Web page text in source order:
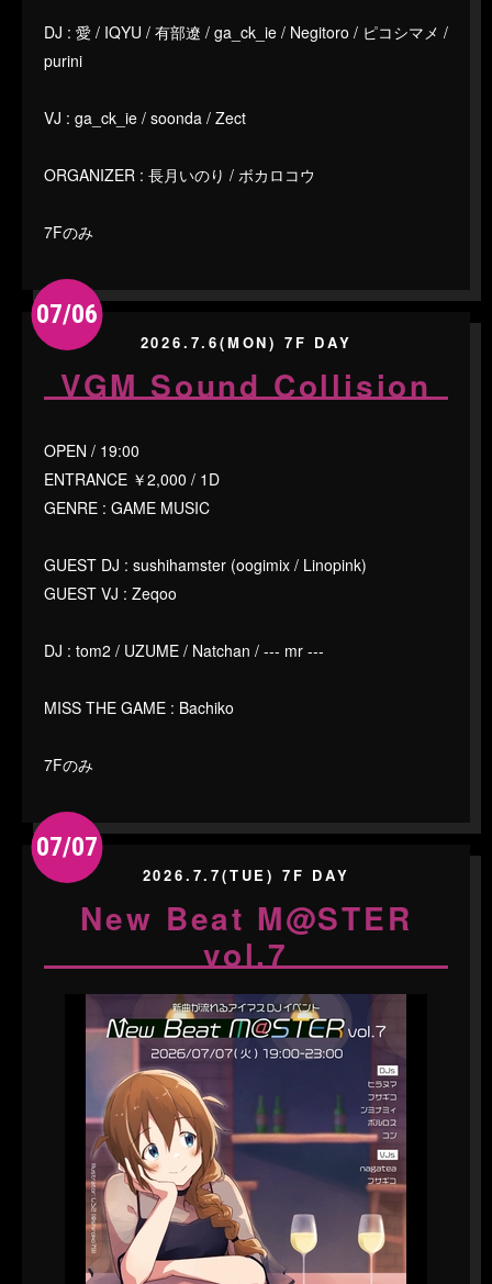
DJ : 愛 / IQYU / 有部遼 / ga_ck_ie / Negitoro / ピコシマメ /
purini
VJ : ga_ck_ie / soonda / Zect
ORGANIZER : 長月いのり / ボカロコウ
7Fのみ
07/06
2026.7.6(MON) 7F DAY
VGM Sound Collision
OPEN / 19:00
ENTRANCE ￥2,000 / 1D
GENRE : GAME MUSIC
GUEST DJ : sushihamster (oogimix / Linopink)
GUEST VJ : Zeqoo
DJ : tom2 / UZUME / Natchan / --- mr ---
MISS THE GAME : Bachiko
7Fのみ
07/07
2026.7.7(TUE) 7F DAY
New Beat M@STER
vol.7